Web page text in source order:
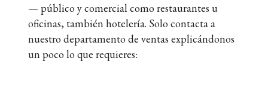
— público y comercial como restaurantes u
oficinas, también hotelería. Solo contacta a
nuestro departamento de ventas explicándonos
un poco lo que requieres: